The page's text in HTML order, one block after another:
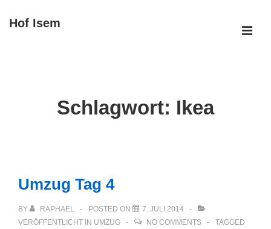
ZumHof Isem
Schlagwort: Ikea
Umzug Tag 4
BY RAPHAEL POSTED ON
7. JULI 2014
VERÖFFENTLICHT IN UMZUG NO COMMENTS
TAGGED